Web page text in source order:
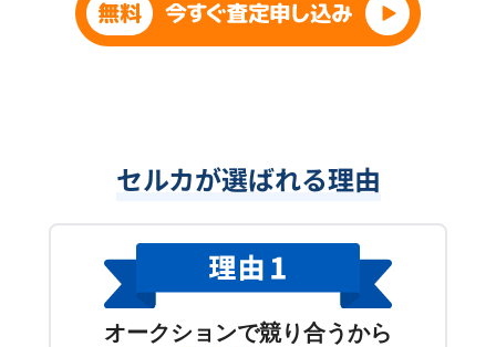
セルカが選ばれる理由
オークションで競り合うから